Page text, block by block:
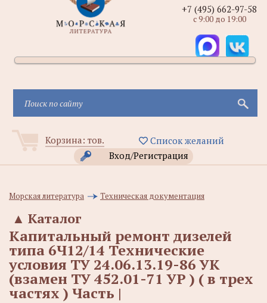
Корзина: тов.
Список желаний
Вход/Регистрация
+7 (495) 662-97-58
с 9:00 до 19:00
Морская литература Техническая документация
Каталог
▲
Капитальный ремонт дизелей
типа 6Ч12/14 Технические
условия ТУ 24.06.13.19-86 УК
(взамен ТУ 452.01-71 УР ) ( в трех
частях ) Часть |